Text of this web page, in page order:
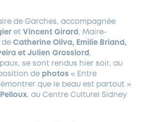
ARBORÉ
de Garches, accompagnée
et Vincent Girard , Maire-
de Catherine Oliva, Emilie Briand,
et Julien Grossiord ,
se sont rendus hier soir, au
de photos « Entre
que le beau est partout »
, au Centre Culturel Sidney